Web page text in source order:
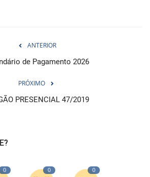
ANTERIOR
de Pagamento 2026
PRÓXIMO
PRESENCIAL 47/2019
0 0 0